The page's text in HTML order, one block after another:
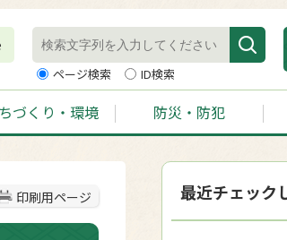
ページ検索 ID検索
づくり・環境 防災・防犯
印刷用ページ 最近チェック